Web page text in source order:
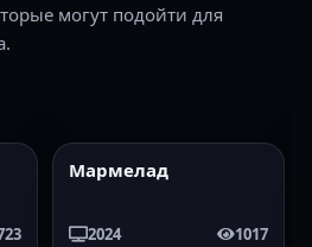
могут подойти для
2024 HD
Мармелад
2024 1017